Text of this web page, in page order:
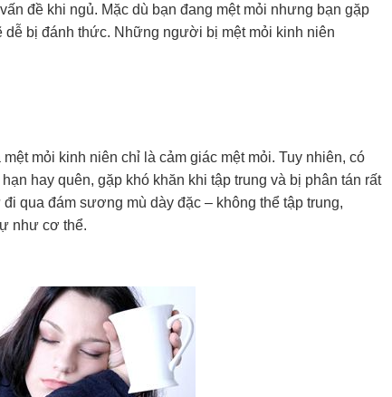
đề khi ngủ. Mặc dù bạn đang mệt mỏi nhưng bạn gặp
dễ bị đánh thức. Những người bị mệt mỏi kinh niên
mỏi kinh niên chỉ là cảm giác mệt mỏi. Tuy nhiên, có
hay quên, gặp khó khăn khi tập trung và bị phân tán rất
qua đám sương mù dày đặc – không thể tập trung,
như cơ thể.